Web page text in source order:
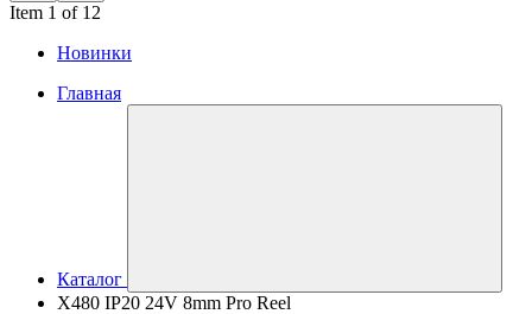
Item 1 of 12
Новинки
Главная
Каталог
X480 IP20 24V 8mm Pro Reel